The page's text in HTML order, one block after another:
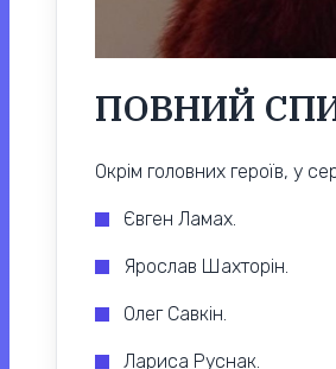
ПОВНИЙ
Окрім головних героїв, у
Євген Ламах.
Ярослав Шахторін.
Олег Савкін.
Лариса Руснак.